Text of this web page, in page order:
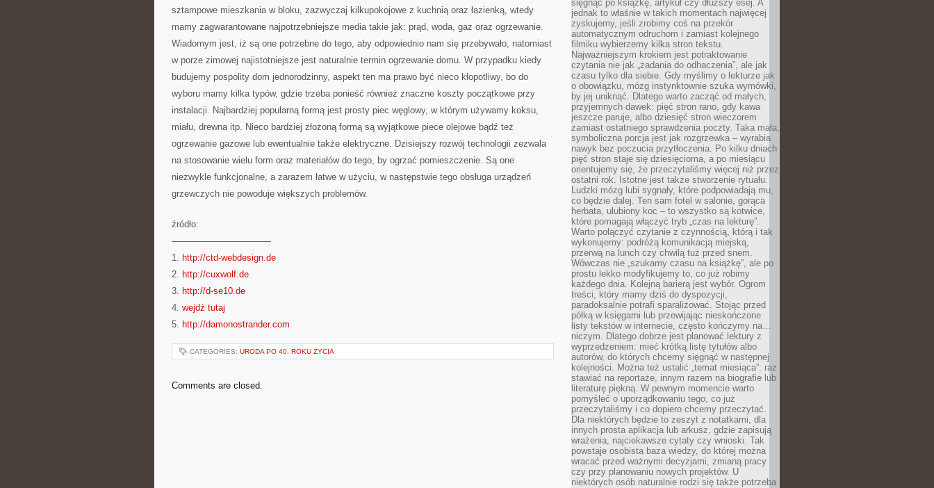
sztampowe mieszkania w bloku, zazwyczaj kilkupokojowe z kuchnią oraz łazienką, wtedy
mamy zagwarantowane najpotrzebniejsze media takie jak: prąd, woda, gaz oraz ogrzewanie.
Wiadomym jest, iż są one potrzebne do tego, aby odpowiednio nam się przebywało, natomiast
w porze zimowej najistotniejsze jest naturalnie termin ogrzewanie domu. W przypadku kiedy
budujemy pospolity dom jednorodzinny, aspekt ten ma prawo być nieco kłopotliwy, bo do
wyboru mamy kilka typów, gdzie trzeba ponieść również znaczne koszty początkowe przy
instalacji. Najbardziej popularną formą jest prosty piec węglowy, w którym używamy koksu,
miału, drewna itp. Nieco bardziej złożoną formą są wyjątkowe piece olejowe bądź też
ogrzewanie gazowe lub ewentualnie także elektryczne. Dzisiejszy rozwój technologii zezwala
na stosowanie wielu form oraz materiałów do tego, by ogrzać pomieszczenie. Są one
niezwykle funkcjonalne, a zarazem łatwe w użyciu, w następstwie tego obsługa urządzeń
grzewczych nie powoduje większych problemów.
źródło:
———————————
1. http://ctd-webdesign.de
2. http://cuxwolf.de
3. http://d-se10.de
4. wejdź tutaj
5. http://damonostrander.com
CATEGORIES: URODA PO 40. ROKU ŻYCIA
Comments are closed.
sięgnąć po książkę, artykuł czy dłuższy esej. A
jednak to właśnie w takich momentach najwięcej
zyskujemy, jeśli zrobimy coś na przekór
automatycznym odruchom i zamiast kolejnego
filmiku wybierzemy kilka stron tekstu.
Najważniejszym krokiem jest potraktowanie
czytania nie jak „zadania do odhaczenia”, ale jak
czasu tylko dla siebie. Gdy myślimy o lekturze jak
o obowiązku, mózg instynktownie szuka wymówki,
by jej uniknąć. Dlatego warto zacząć od małych,
przyjemnych dawek: pięć stron rano, gdy kawa
jeszcze paruje, albo dziesięć stron wieczorem
zamiast ostatniego sprawdzenia poczty. Taka mała,
symboliczna porcja jest jak rozgrzewka – wyrabia
nawyk bez poczucia przytłoczenia. Po kilku dniach
pięć stron staje się dziesięcioma, a po miesiącu
orientujemy się, że przeczytaliśmy więcej niż przez
ostatni rok. Istotne jest także stworzenie rytuału.
Ludzki mózg lubi sygnały, które podpowiadają mu,
co będzie dalej. Ten sam fotel w salonie, gorąca
herbata, ulubiony koc – to wszystko są kotwice,
które pomagają włączyć tryb „czas na lekturę”.
Warto połączyć czytanie z czynnością, którą i tak
wykonujemy: podróżą komunikacją miejską,
przerwą na lunch czy chwilą tuż przed snem.
Wówczas nie „szukamy czasu na książkę”, ale po
prostu lekko modyfikujemy to, co już robimy
każdego dnia. Kolejną barierą jest wybór. Ogrom
treści, który mamy dziś do dyspozycji,
paradoksalnie potrafi sparaliżować. Stojąc przed
półką w księgarni lub przewijając nieskończone
listy tekstów w internecie, często kończymy na…
niczym. Dlatego dobrze jest planować lektury z
wyprzedzeniem: mieć krótką listę tytułów albo
autorów, do których chcemy sięgnąć w następnej
kolejności. Można też ustalić „temat miesiąca”: raz
stawiać na reportaże, innym razem na biografie lub
literaturę piękną. W pewnym momencie warto
pomyśleć o uporządkowaniu tego, co już
przeczytaliśmy i co dopiero chcemy przeczytać.
Dla niektórych będzie to zeszyt z notatkami, dla
innych prosta aplikacja lub arkusz, gdzie zapisują
wrażenia, najciekawsze cytaty czy wnioski. Tak
powstaje osobista baza wiedzy, do której można
wracać przed ważnymi decyzjami, zmianą pracy
czy przy planowaniu nowych projektów. U
niektórych osób naturalnie rodzi się także potrzeba